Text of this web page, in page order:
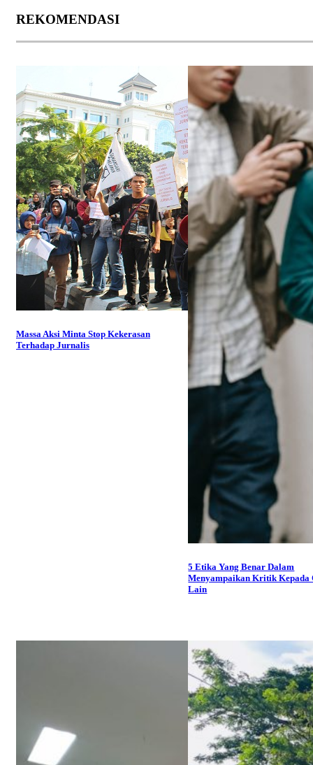
REKOMENDASI
Massa Aksi Minta Stop Kekerasan
Terhadap Jurnalis
5 Etika Yang Benar Dalam
Menyampaikan Kritik Kepada
Lain